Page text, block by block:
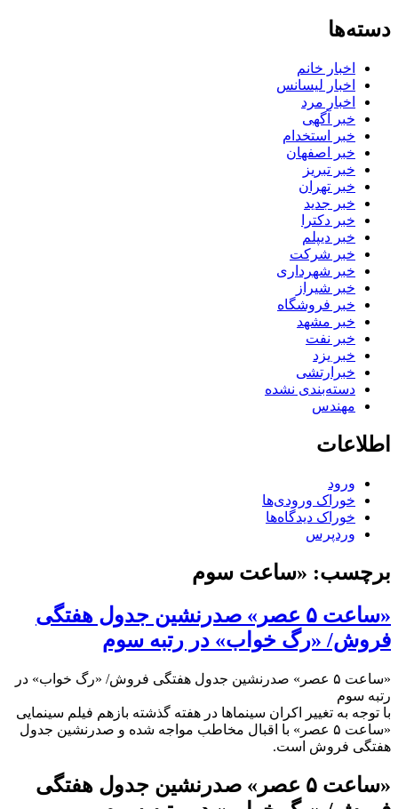
دسته‌ها
اخبار خانم
اخبار لیسانس
اخبار مرد
خبر آگهی
خبر استخدام
خبر اصفهان
خبر تبریز
خبر تهران
خبر جدید
خبر دکترا
خبر دیپلم
خبر شرکت
خبر شهرداری
خبر شیراز
خبر فروشگاه
خبر مشهد
خبر نفت
خبر یزد
خبرارتشی
دسته‌بندی نشده
مهندس
اطلاعات
ورود
خوراک ورودی‌ها
خوراک دیدگاه‌ها
وردپرس
برچسب: «ساعت سوم
«ساعت ۵ عصر» صدرنشین جدول هفتگی
فروش/ «رگ خواب» در رتبه سوم
«ساعت ۵ عصر» صدرنشین جدول هفتگی فروش/ «رگ خواب» در
رتبه سوم
با توجه به تغییر اکران سینماها در هفته گذشته بازهم فیلم سینمایی
«ساعت ۵ عصر» با اقبال مخاطب مواجه شده و صدرنشین جدول
هفتگی فروش است.
«ساعت ۵ عصر» صدرنشین جدول هفتگی